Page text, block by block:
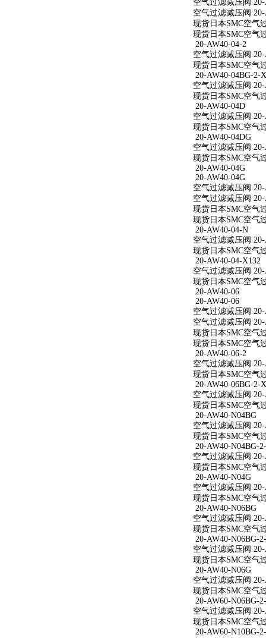
空气过滤减压阀 20-
空气过滤减压阀 20-
现货日本SMC空气
现货日本SMC空气
20-AW40-04-2
空气过滤减压阀
现货日本SMC空气
20-AW40-04BG-2-
空气过滤减压阀
现货日本SMC空气
20-AW40-04D
空气过滤减压阀
现货日本SMC空气
20-AW40-04DG
空气过滤减压阀
现货日本SMC空气
20-AW40-04G
20-AW40-04G
空气过滤减压阀 20-
空气过滤减压阀 20-
现货日本SMC空气
现货日本SMC空气
20-AW40-04-N
空气过滤减压阀
现货日本SMC空气
20-AW40-04-X132
空气过滤减压阀
现货日本SMC空气
20-AW40-06
20-AW40-06
空气过滤减压阀 20-
空气过滤减压阀 20-
现货日本SMC空气
现货日本SMC空气
20-AW40-06-2
空气过滤减压阀
现货日本SMC空气
20-AW40-06BG-2-
空气过滤减压阀
现货日本SMC空气
20-AW40-N04BG
空气过滤减压阀
现货日本SMC空气
20-AW40-N04BG-
空气过滤减压阀
现货日本SMC空气
20-AW40-N04G
空气过滤减压阀
现货日本SMC空气
20-AW40-N06BG
空气过滤减压阀
现货日本SMC空气
20-AW40-N06BG-
空气过滤减压阀
现货日本SMC空气
20-AW40-N06G
空气过滤减压阀
现货日本SMC空气
20-AW60-N06BG-
空气过滤减压阀
现货日本SMC空气
20-AW60-N10BG-